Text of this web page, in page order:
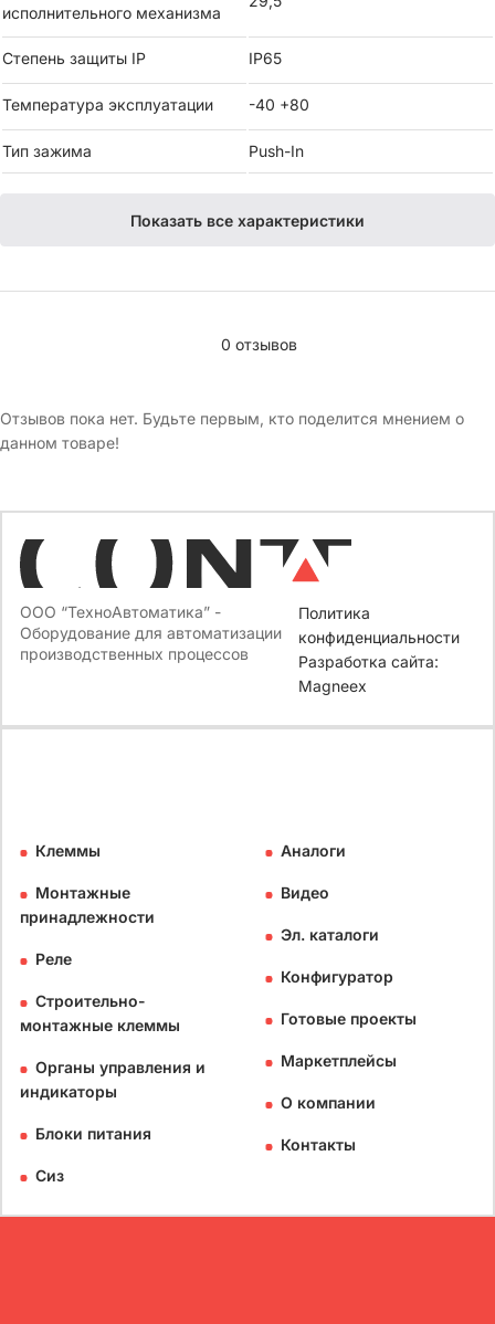
исполнительного механизма
Степень защиты IP IP65
Температура эксплуатации -40 +80
Тип зажима Push-In
Показать все характеристики
0 отзывов
Отзывов пока нет. Будьте первым, кто поделится мнением о
данном товаре!
ООО “ТехноАвтоматика” -
Оборудование для автоматизации
производственных процессов
Политика
конфиденциальности
Разработка сайта:
Magneex
Клеммы
Монтажные
принадлежности
Реле
Строительно-
монтажные клеммы
Органы управления и
индикаторы
Блоки питания
Сиз
Аналоги
Видео
Эл. каталоги
Конфигуратор
Готовые проекты
Маркетплейсы
О компании
Контакты